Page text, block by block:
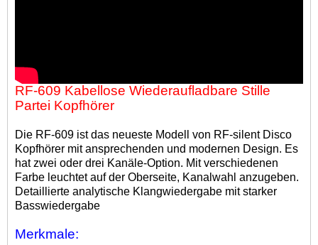
RF-609 Kabellose Wiederaufladbare Stille
Partei Kopfhörer
Die RF-609 ist das neueste Modell von RF-silent Disco
Kopfhörer mit ansprechenden und modernen Design. Es
hat zwei oder drei Kanäle-Option. Mit verschiedenen
Farbe leuchtet auf der Oberseite, Kanalwahl anzugeben.
Detaillierte analytische Klangwiedergabe mit starker
Basswiedergabe
Merkmale: